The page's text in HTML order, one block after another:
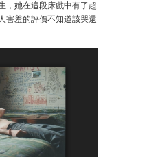
，她在這段床戲中有了超
害羞的評價不知道該哭還